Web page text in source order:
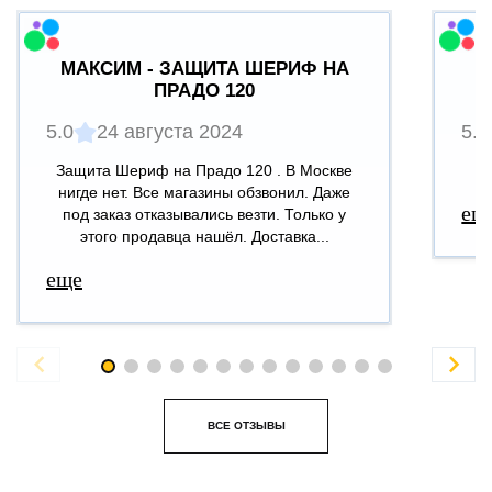
МАКСИМ - ЗАЩИТА ШЕРИФ НА
ПРАДО 120
5.0 24 августа 2024
Защита Шериф на Прадо 120 . В Москве
нигде нет. Все магазины обзвонил. Даже
под заказ отказывались везти. Только у
этого продавца нашёл. Доставка...
еще
5.0
 
ВСЕ ОТЗЫВЫ